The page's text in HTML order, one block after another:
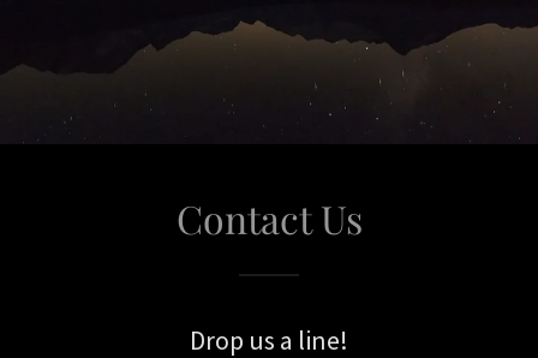
Contact Us
Drop us a line!